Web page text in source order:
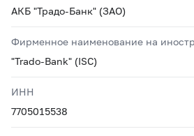
АКБ "Традо-Банк" (ЗАО)
Фирменное наименование на
"Trado-Bank" (ISC)
ИНН
7705015538